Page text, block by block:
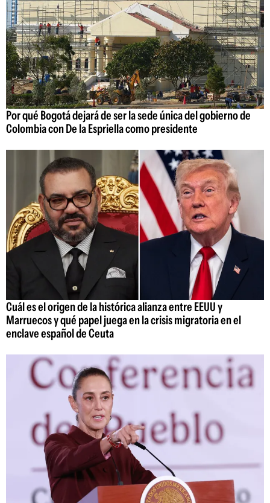
Por qué Bogotá dejará de ser la sede única del gobierno de
Colombia con De la Espriella como presidente
Cuál es el origen de la histórica alianza entre EEUU y
Marruecos y qué papel juega en la crisis migratoria en el
enclave español de Ceuta